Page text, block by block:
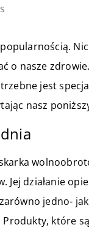
o nasze
jest
nasz
Jej działanie
jedno-
które